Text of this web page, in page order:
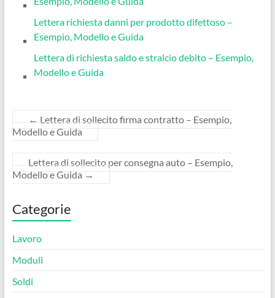
Lettera richiesta danni per prodotto difettoso –
Esempio, Modello e Guida
Lettera di richiesta saldo e stralcio debito – Esempio,
Modello e Guida
← Lettera di sollecito firma contratto – Esempio,
Modello e Guida
Lettera di sollecito per consegna auto – Esempio,
Modello e Guida →
Categorie
Lavoro
Moduli
Soldi